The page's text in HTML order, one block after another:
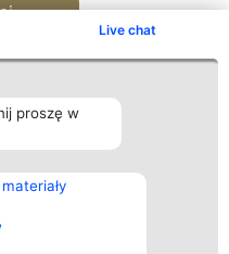
Live chat
proszę w
Kontakt
Kontakt